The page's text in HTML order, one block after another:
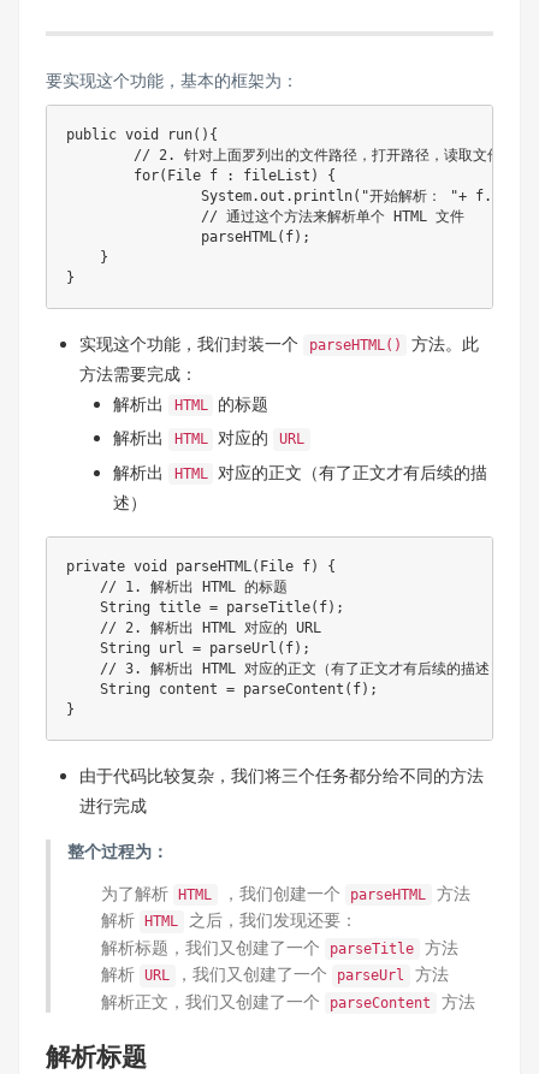
要实现这个功能，基本的框架为：
public void run( ) {
// 2. 针对上面罗列出的文件路径，打开路径，读取文件内容
for( File f : fileList )
{
System.out . println( "开始解析： "+ f.
// 通过这个方法来解析单个 HTML 文件
parseHTML( f) ;
}
}
实现这个功能，我们封装一个 parseHTML()
方法。此
方法需要完成：
解析出
HTML
的标题
解析出
HTML 对应的 URL
解析出 HTML
对应的正文（有了正文才有后续的描
述）
private void parseHTML( File f)
{
// 1. 解析出 HTML 的标题
String title = parseTitle( f) ;
// 2. 解析出 HTML 对应的 URL
String url = parseUrl ( f) ;
// 3. 解析出 HTML 对应的正文（有了正文才有后续的描述）
String content = parseContent ( f) ;
}
由于代码比较复杂，我们将三个任务都分给不同的方法
进行完成
整个过程为：
为了解析 HTML ，我们创建一个 parseHTML
方法
解析
HTML
之后，我们发现还要：
解析标题，我们又创建了一个
parseTitle
方法
解析 URL ，我们又创建了一个 parseUrl
方法
解析正文，我们又创建了一个
parseContent 方法
解析标题